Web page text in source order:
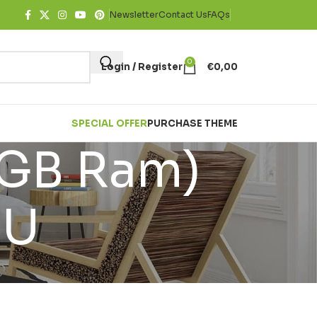
NewsletterContact UsFAQs
Login / Register 0 €0,00
SPECIAL OFFERPURCHASE THEME
Ram)